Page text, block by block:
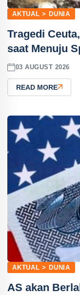
AKTUAL > DUNIA
Tragedi
saat Menuju
03 AUGUST 2026
READ MORE
AKTUAL > DUNIA
AS akan